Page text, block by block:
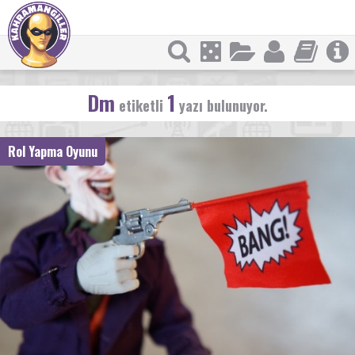
Dm etiketli 1 yazı bulunuyor.
Rol Yapma Oyunu